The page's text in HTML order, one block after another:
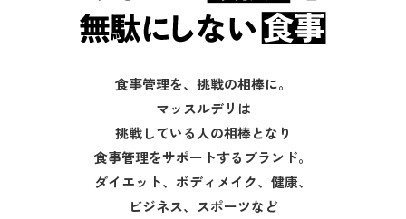
食事管理を、挑戦の相棒に。
マッスルデリは
挑戦している人の相棒となり
食事管理をサポートするブランド。
ダイエット、ボディメイク、健康、
ビジネス、スポーツなど